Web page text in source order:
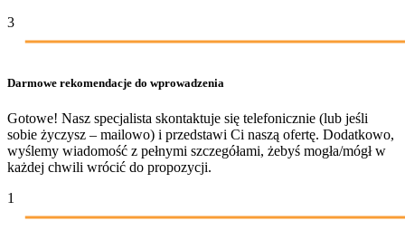
3
Darmowe rekomendacje do wprowadzenia
Gotowe! Nasz specjalista skontaktuje się telefonicznie (lub jeśli
sobie życzysz – mailowo) i przedstawi Ci naszą ofertę. Dodatkowo,
wyślemy wiadomość z pełnymi szczegółami, żebyś mogła/mógł w
każdej chwili wrócić do propozycji.
1